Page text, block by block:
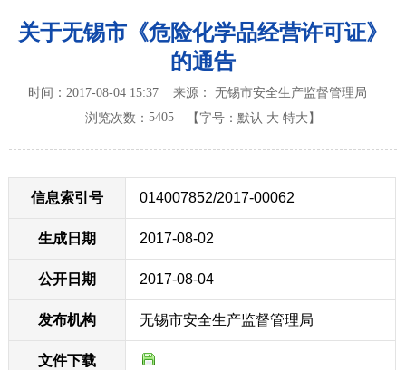
关于无锡市《危险化学品经营许可证》
的通告
时间：2017-08-04 15:37 来源： 无锡市安全生产监督管理局
浏览次数：5405 【字号： 默认 大 特大 】
信息索引号 014007852/2017-00062
生成日期 2017-08-02
公开日期 2017-08-04
发布机构 无锡市安全生产监督管理局
文件下载